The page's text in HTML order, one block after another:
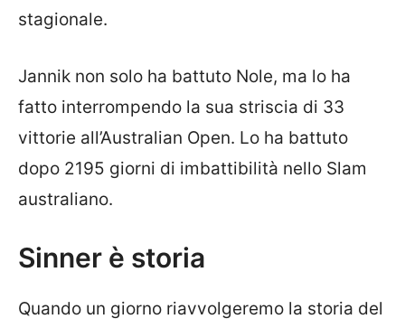
stagionale.
Jannik non solo ha battuto Nole, ma lo ha
fatto interrompendo la sua striscia di 33
vittorie all’Australian Open. Lo ha battuto
dopo 2195 giorni di imbattibilità nello Slam
australiano.
Sinner è storia
Quando un giorno riavvolgeremo la storia del